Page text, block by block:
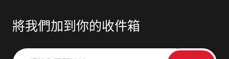
將我們加到你的收件箱
請